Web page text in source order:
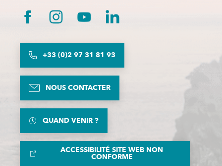
+33 (0)2 97 31 81 93
NOUS CONTACTER
QUAND VENIR ?
ACCESSIBILITÉ SITE WEB NON
CONFORME